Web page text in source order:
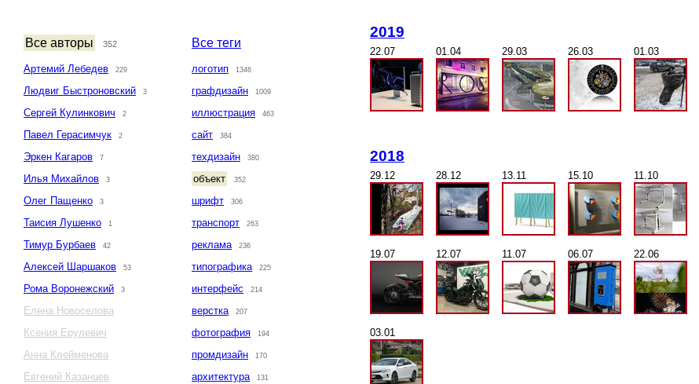
Все авторы 352
Артемий Лебедев 229
Людвиг Быстроновский 3
Сергей Кулинкович 2
Павел Герасимчук 2
Эркен Кагаров 7
Илья Михайлов 3
Олег Пащенко 3
Таисия Лушенко 1
Тимур Бурбаев 42
Алексей Шаршаков 53
Рома Воронежский 3
Елена Новоселова
Ксения Ерулевич
Анна Клейменова
Евгений Казанцев
Все теги
логотип 1346
графдизайн 1009
иллюстрация 463
сайт 384
техдизайн 380
объект 352
шрифт 306
транспорт 263
реклама 236
типографика 225
интерфейс 214
верстка 207
фотография 194
промдизайн 170
архитектура 131
2019
22.07 01.04 29.03 26.03 01.03
2018
29.12 28.12 13.11 15.10 11.10
19.07 12.07 11.07 06.07 22.06
03.01